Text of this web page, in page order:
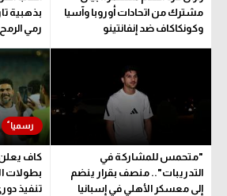
مشترك من اتحادات أوروبا وآسيا
وكونكاكاف ضد إنفانتينو
بذهبية
رمي
"متحمس للمشاركة في
التدريبات".. منصف بقرار ينضم
إلى معسكر الأهلي في إسبانيا
كاف
بطولات
تنفيذ